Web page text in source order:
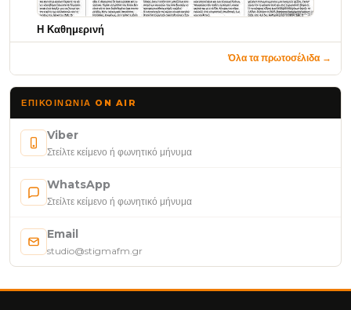
Η Καθημερινή
Όλα τα πρωτοσέλιδα →
ΕΠΙΚΟΙΝΩΝΊΑ ON AIR
Viber
Στείλτε κείμενο ή φωνητικό μήνυμα
WhatsApp
Στείλτε κείμενο ή φωνητικό μήνυμα
Email
studio@stigmafm.gr